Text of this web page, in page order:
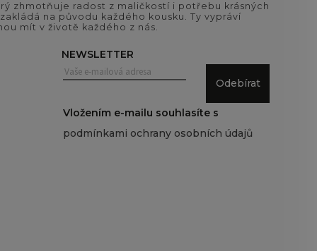
zhmotňuje radost z maličkostí i potřebu krásných
na původu každého kousku. Ty vypráví
mít v životě každého z nás.
NEWSLETTER
Odebírat
Vložením e-mailu souhlasíte s
podmínkami ochrany osobních údajů